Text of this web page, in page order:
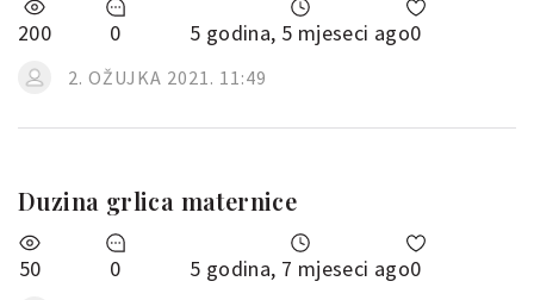
200 0 5 godina, 5 mjeseci ago0
2. OŽUJKA 2021. 11:49
Duzina grlica maternice
50 0 5 godina, 7 mjeseci ago0